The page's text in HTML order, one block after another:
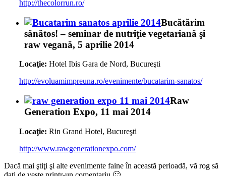
http://thecolorrun.ro/
Bucătărim
sănătos! – seminar de nutriţie vegetariană şi
raw vegană, 5 aprilie 2014
Locaţie: Hotel Ibis Gara de Nord, Bucureşti
http://evoluamimpreuna.ro/evenimente/bucatarim-sanatos/
Raw
Generation Expo, 11 mai 2014
Locaţie: Rin Grand Hotel, Bucureşti
http://www.rawgenerationexpo.com/
Dacă mai ştiţi şi alte evenimente faine în această perioadă, vă rog să